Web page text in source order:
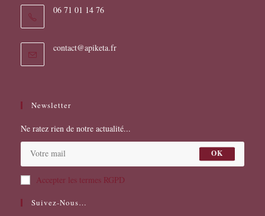
06 71 01 14 76
contact@apiketa.frS’ouvre
Newsletter
Ne ratez rien de notre actualité...
OK
Accepter les termes RGPD
Suivez-Nous…